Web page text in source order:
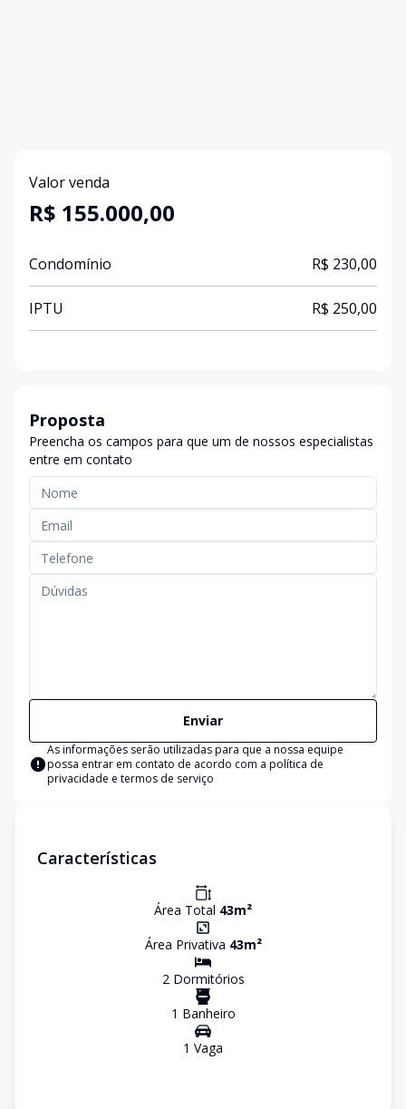
Valor venda
R$ 155.000,00
Condomínio R$ 230,00
IPTU R$ 250,00
Proposta
Preencha os campos para que um de nossos especialistas
entre em contato
Enviar
As informações serão utilizadas para que a nossa equipe
possa entrar em contato de acordo com a política de
privacidade e termos de serviço
Características
Área Total 43m²
Área Privativa 43m²
2Dormitórios
1 Banheiro
1 Vaga